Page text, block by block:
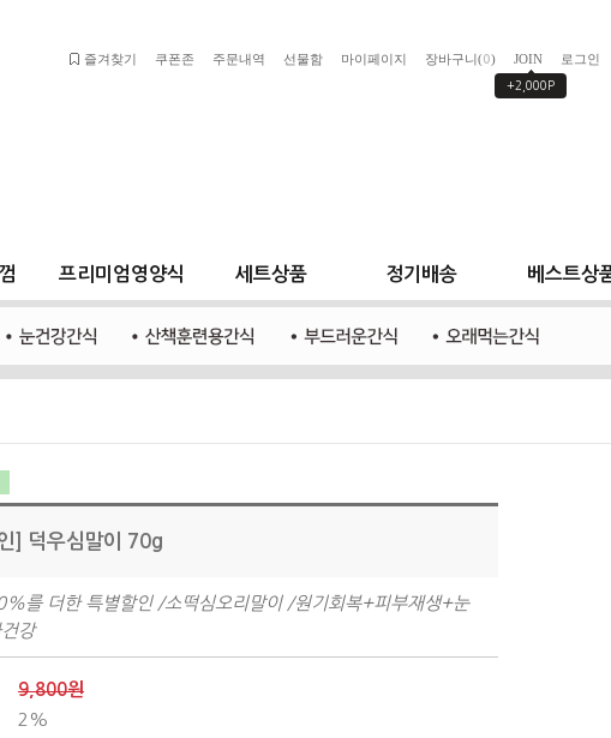
로그인
JOIN
+2,000P
장바구니(0)
마이페이지
선물함
주문내역
쿠폰존
즐겨찾기
프리미엄영양식 세트상품 정기배송 베스트상
] 덕우심말이 70g
를 더한 특별할인 /소떡심오리말이 /원기회복+피부재생+눈
강
9,800원
2%